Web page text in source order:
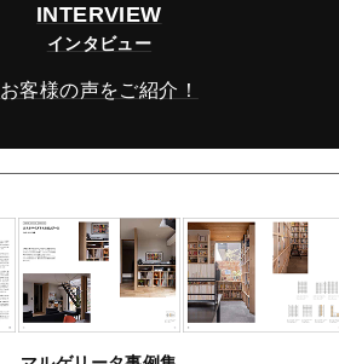
INTERVIEW
インタビュー
お客様の声をご紹介！